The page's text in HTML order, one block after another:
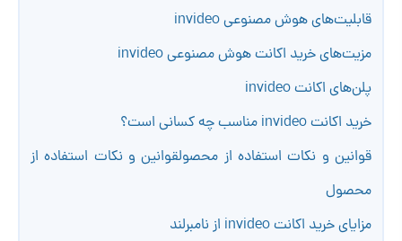
قابلیت‌های هوش مصنوعی invideo
مزیت‌های خرید اکانت هوش مصنوعی invideo
پلن‌های اکانت invideo
خرید اکانت invideo مناسب چه کسانی است؟
قوانین و نکات استفاده از محصولقوانین و نکات استفاده از
محصول
مزایای خرید اکانت invideo از نامبرلند